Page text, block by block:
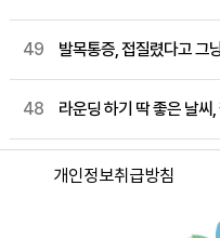
49
48
개인정보취급방침